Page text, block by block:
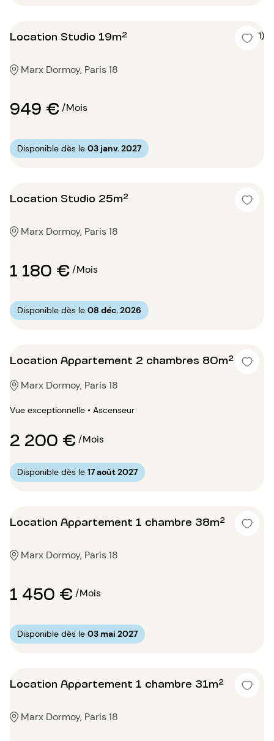
Location Studio 19m² 5 (1)
Marx Dormoy, Paris 18
949 €/Mois
Disponible dès le 03 janv. 2027
Location Studio 25m²
Marx Dormoy, Paris 18
1 180 €/Mois
Disponible dès le 08 déc. 2026
Location Appartement 2 chambres 80m²
Marx Dormoy, Paris 18
Vue exceptionnelle • Ascenseur
2 200 €/Mois
Disponible dès le 17 août 2027
Location Appartement 1 chambre 38m²
Marx Dormoy, Paris 18
1 450 €/Mois
Disponible dès le 03 mai 2027
Location Appartement 1 chambre 31m²
Marx Dormoy, Paris 18